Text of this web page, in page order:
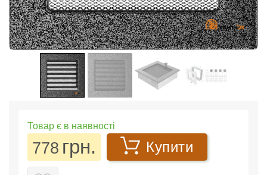
Товар є в наявності
778 грн. Купити